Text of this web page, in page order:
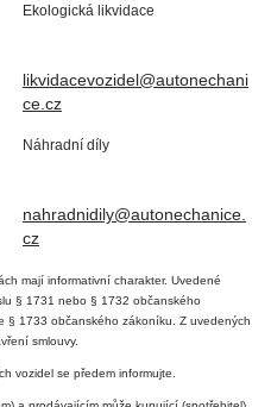
Ekologická likvidace
likvidacevozidel@autonechani
ce.cz
Náhradní díly
nahradnidily@autonechanice.
cz
mají informativní charakter. Uvedené
§ 1731 nebo § 1732 občanského
§ 1733 občanského zákoníku. Z uvedených
smlouvy.
vozidel se předem informujte.